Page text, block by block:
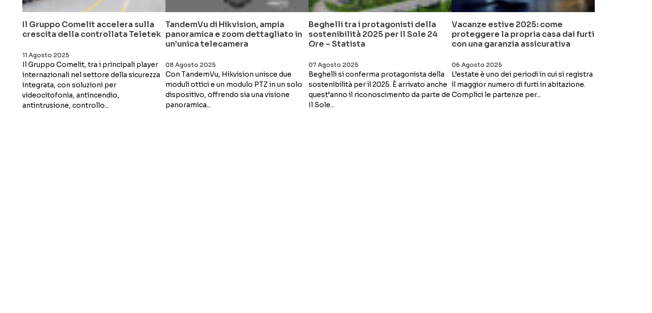
Il Gruppo Comelit accelera sulla
crescita della controllata Teletek
11 Agosto 2025
Il Gruppo Comelit, tra i principali player
internazionali nel settore della sicurezza
integrata, con soluzioni per
videocitofonia, antincendio,
antintrusione, controllo...
TandemVu di Hikvision, ampia
panoramica e zoom dettagliato in
un’unica telecamera
08 Agosto 2025
Con TandemVu, Hikvision unisce due
moduli ottici e un modulo PTZ in un solo
dispositivo, offrendo sia una visione
panoramica...
Beghelli tra i protagonisti della
sostenibilità 2025 per Il Sole 24
Ore – Statista
07 Agosto 2025
Beghelli si conferma protagonista della
sostenibilità per il 2025. È arrivato anche
quest’anno il riconoscimento da parte de
Il Sole...
Vacanze estive 2025: come
proteggere la propria casa dai furti
con una garanzia assicurativa
06 Agosto 2025
L’estate è uno dei periodi in cui si registra
il maggior numero di furti in abitazione.
Complici le partenze per...